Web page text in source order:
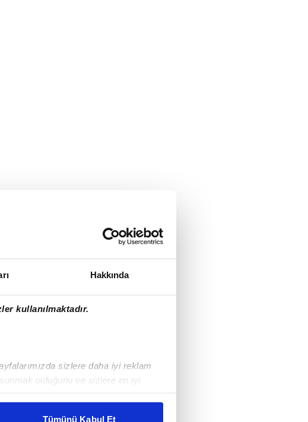
Hakkında
kullanılmaktadır.
sizlere daha iyi reklam
olduğunu ve sizlere en iyi
Tümünü Kabul Et